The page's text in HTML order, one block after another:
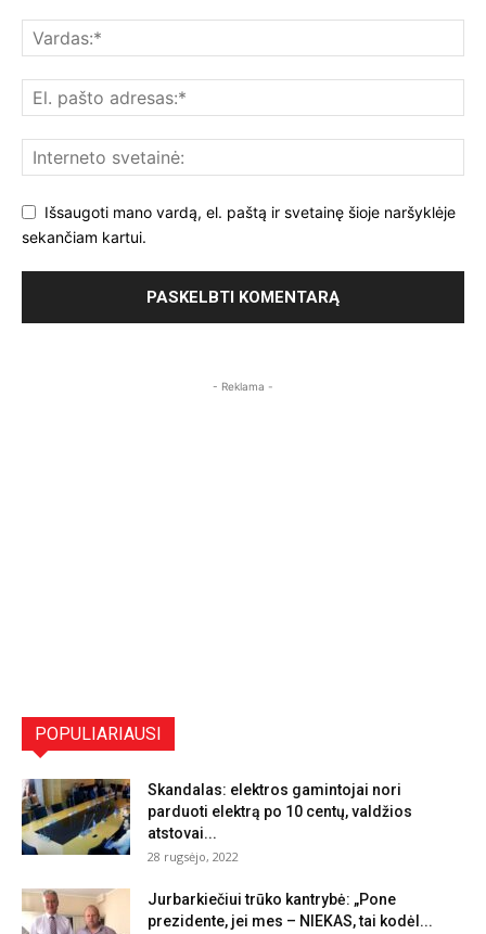
Išsaugoti mano vardą, el. paštą ir svetainę šioje naršyklėje
sekančiam kartui.
- Reklama -
POPULIARIAUSI
Skandalas: elektros gamintojai nori
parduoti elektrą po 10 centų, valdžios
atstovai...
28 rugsėjo, 2022
Jurbarkiečiui trūko kantrybė: „Pone
prezidente, jei mes – NIEKAS, tai kodėl...